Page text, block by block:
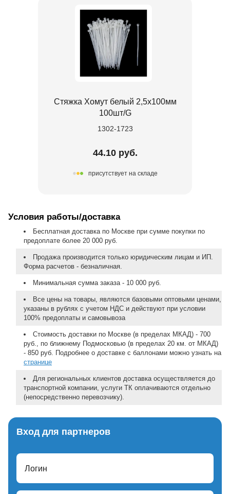
Стяжка Хомут белый 2,5х100мм
100шт/G
1302-1723
44.10 руб.
присутствует на складе
Условия работы/доставка
Бесплатная доставка по Москве при сумме покупки по
предоплате более 20 000 руб.
Продажа производится только юридическим лицам и ИП.
Форма расчетов - безналичная.
Минимальная сумма заказа - 10 000 руб.
Все цены на товары, являются базовыми оптовыми ценами,
указаны в рублях с учетом НДС и действуют при условии
100% предоплаты и самовывоза
Стоимость доставки по Москве (в пределах МКАД) - 700
руб., по ближнему Подмосковью (в пределах 20 км. от МКАД)
- 850 руб. Подробнее о доставке с баллонами можно узнать на
странице
Для региональных клиентов доставка осуществляется до
транспортной компании, услуги ТК оплачиваются отдельно
(непосредственно перевозчику).
Вход для партнеров
Логин